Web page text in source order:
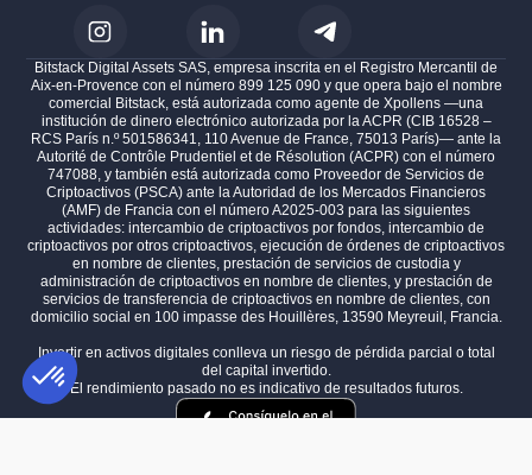
Bitstack Digital Assets SAS, empresa inscrita en el Registro Mercantil de
Aix-en-Provence con el número 899 125 090 y que opera bajo el nombre
comercial Bitstack, está autorizada como agente de Xpollens —una
institución de dinero electrónico autorizada por la ACPR (CIB 16528 –
RCS París n.º 501586341, 110 Avenue de France, 75013 París)— ante la
Autorité de Contrôle Prudentiel et de Résolution (ACPR) con el número
747088, y también está autorizada como Proveedor de Servicios de
Criptoactivos (PSCA) ante la Autoridad de los Mercados Financieros
(AMF) de Francia con el número A2025-003 para las siguientes
actividades: intercambio de criptoactivos por fondos, intercambio de
criptoactivos por otros criptoactivos, ejecución de órdenes de criptoactivos
en nombre de clientes, prestación de servicios de custodia y
administración de criptoactivos en nombre de clientes, y prestación de
servicios de transferencia de criptoactivos en nombre de clientes, con
domicilio social en 100 impasse des Houillères, 13590 Meyreuil, Francia.
Invertir en activos digitales conlleva un riesgo de pérdida parcial o total
del capital invertido.
El rendimiento pasado no es indicativo de resultados futuros.